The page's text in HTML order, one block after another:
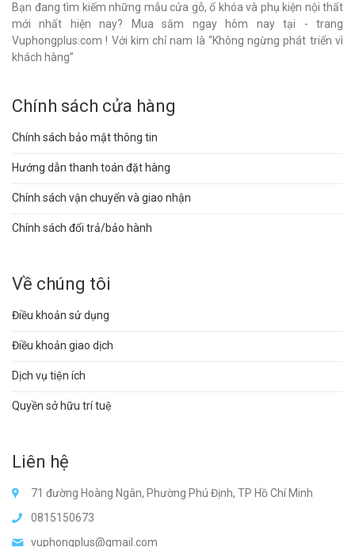
Bạn đang tìm kiếm những mẫu cửa gỗ, ổ khóa và phụ kiện nội thất
mới nhất hiện nay? Mua sắm ngay hôm nay tại - trang
Vuphongplus.com ! Với kim chỉ nam là “Không ngừng phát triển vì
khách hàng”
Chính sách cửa hàng
Chính sách bảo mật thông tin
Hướng dẫn thanh toán đặt hàng
Chính sách vận chuyển và giao nhận
Chính sách đổi trả/bảo hành
Về chúng tôi
Điều khoản sử dụng
Điều khoản giao dịch
Dịch vụ tiện ích
Quyền sở hữu trí tuệ
Liên hệ
71 đường Hoàng Ngân, Phường Phú Định, TP Hồ Chí Minh
0815150673
vuphongplus@gmail.com